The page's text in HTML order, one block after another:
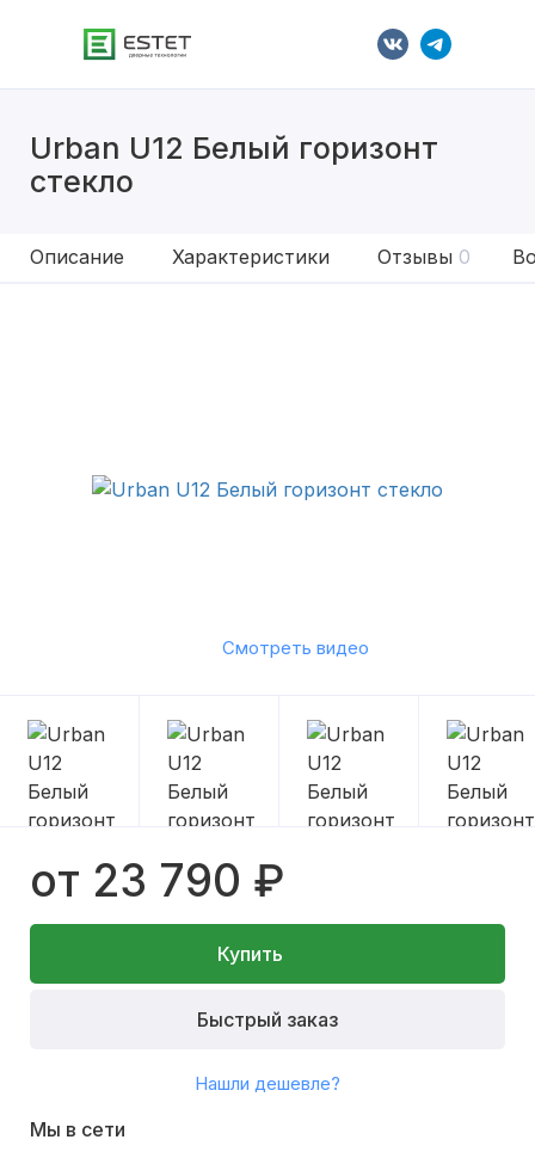
Urban U12 Белый горизонт
стекло
Описание Характеристики Отзывы 0
Смотреть видео
от 23 790 ₽
Купить
Быстрый заказ
Нашли дешевле?
Мы в сети